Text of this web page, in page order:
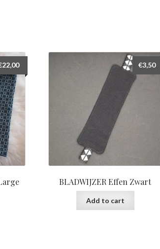
22,00
BLADWIJZER Effen Zwart
€3,50
Add to cart